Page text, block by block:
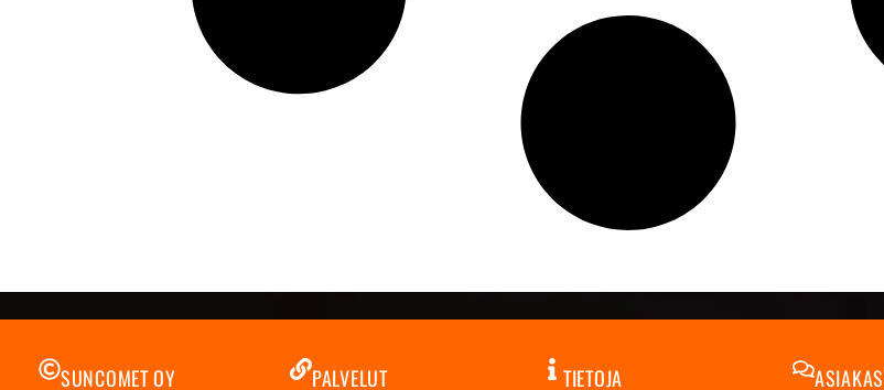
SUNCOMET OY PALVELUT TIETOJA